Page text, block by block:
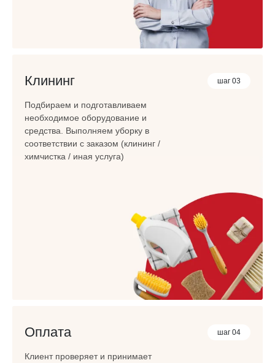
шаг 03
Клининг
Подбираем и подготавливаем
необходимое оборудование и
средства. Выполняем уборку в
соответствии с заказом (клининг /
химчистка / иная услуга)
шаг 04
Оплата
Клиент проверяет и принимает